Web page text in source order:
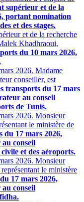
supérieur et de la
portant nomination
et des stages.
et de la recherche
Khadhraoui,
du 10 mars 2026,
2026. Madame
conseiller, est
transports du 17 mars
au conseil
de Tunis.
2026. Monsieur
le ministère de
du 17 mars 2026,
conseil
et des aéroports.
2026. Monsieur
le ministère
17 mars 2026,
conseil